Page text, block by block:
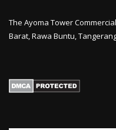
The Ayoma Tower
Barat, Rawa Buntu,